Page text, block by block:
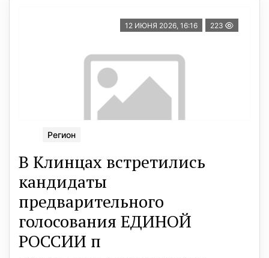
12 ИЮНЯ 2026, 16:16 223
Регион
В Клинцах встретились
кандидаты
предварительного
голосования ЕДИНОЙ
РОССИИ п